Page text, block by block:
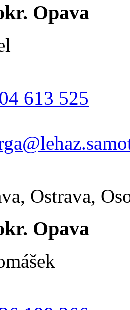
Opava
613 525
Ostrava,
Opava